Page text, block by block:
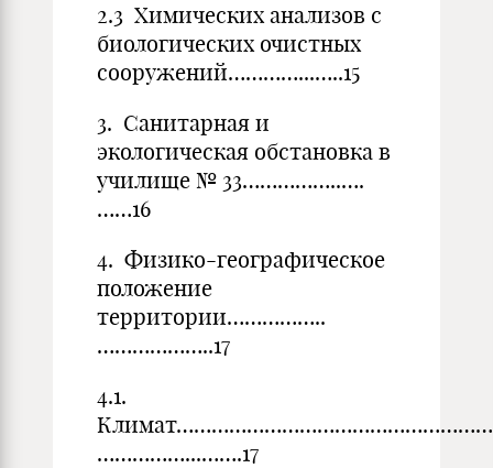
2.3 Химических анализов с
биологических очистных
сооружений…………...…..15
3. Санитарная и
экологическая обстановка в
училище № 33……………..….
……16
4. Физико-географическое
положение
территории……………..
………………..17
4.1.
……………...…….17